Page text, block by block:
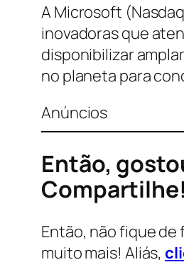
A Microsoft
inovadoras que
disponibilizar
no planeta para
Anúncios
Então,
Compartilhe!
Então, não fique de
muito mais! Aliás,